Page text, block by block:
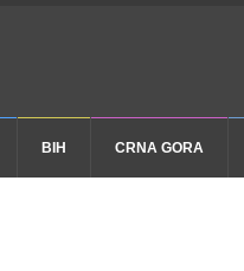
BIH CRNA GORA